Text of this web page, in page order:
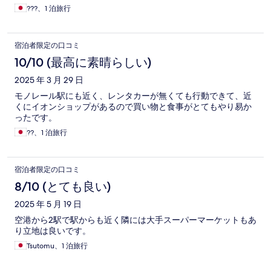
???、1 泊旅行
宿泊者限定の口コミ
10/10 (最高に素晴らしい)
2025 年 3 月 29 日
モノレール駅にも近く、レンタカーが無くても行動できて、近
くにイオンショップがあるので買い物と食事がとてもやり易か
ったです。
??、1 泊旅行
宿泊者限定の口コミ
8/10 (とても良い)
2025 年 5 月 19 日
空港から2駅で駅からも近く隣には大手スーパーマーケットもあ
り立地は良いです。
Tsutomu、1 泊旅行